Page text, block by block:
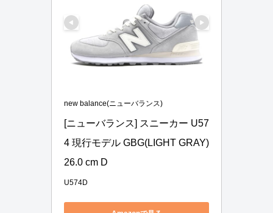
new balance(ニューバランス)
[ニューバランス] スニーカー U57
4 現行モデル GBG(LIGHT GRAY)
26.0 cm D
U574D